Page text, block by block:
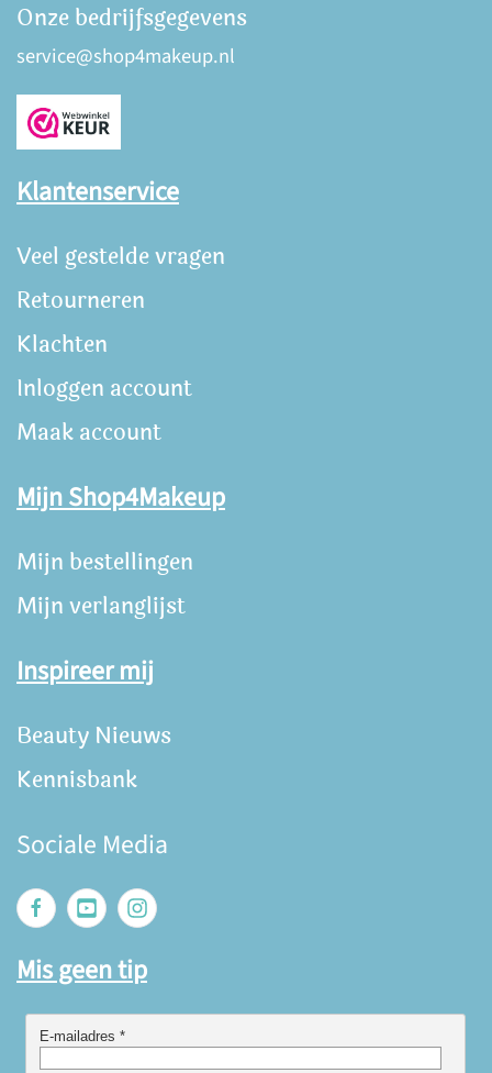
Onze bedrijfsgegevens
service@shop4makeup.nl
Klantenservice
Veel gestelde vragen
Retourneren
Klachten
Inloggen account
Maak account
Mijn Shop4Makeup
Mijn bestellingen
Mijn verlanglijst
Inspireer mij
Beauty Nieuws
Kennisbank
Sociale Media
Mis geen tip